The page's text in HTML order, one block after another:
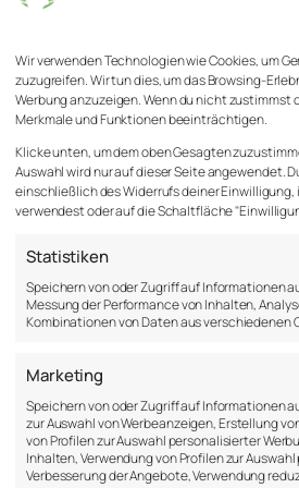
Wir verwenden Technologien wie Cookies, um
zuzugreifen. Wir tun dies, um das Browsing-
Werbung anzuzeigen. Wenn du nicht
Merkmale und Funktionen beeinträchtigen.
Klicke unten, um dem oben Gesagten
Auswahl wird nur auf dieser Seite angewendet.
einschließlich des Widerrufs deiner
verwendest oder auf die Schaltfläche
Statistiken
Speichern von oder Zugriff auf Informationen
Messung der Performance von Inhalten,
Kombinationen von Daten aus verschiedenen
Marketing
Speichern von oder Zugriff auf Informationen
zur Auswahl von Werbeanzeigen, Erstellung
von Profilen zur Auswahl personalisierter
Inhalten, Verwendung von Profilen zur
Verbesserung der Angebote, Verwendung
– die üblichen
wurde selten bis gar
Ansicht vertraten,
Ebenen sei sie
nur die anderen
So einfach kann man
muss.